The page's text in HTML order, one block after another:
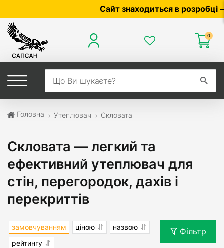
Сайт знаходиться в розробці — по
0
Головна Утеплювач Скловата
Скловата — легкий та
ефективний утеплювач для
стін, перегородок, дахів і
перекриттів
замовчуванням ціною
назвою
рейтингу
Фільтр